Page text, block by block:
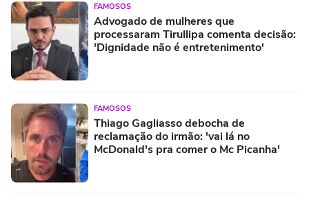
FAMOSOS
Advogado de mulheres que
processaram Tirullipa comenta decisão:
'Dignidade não é entretenimento'
FAMOSOS
Thiago Gagliasso debocha de
reclamação do irmão: 'vai lá no
McDonald's pra comer o Mc Picanha'